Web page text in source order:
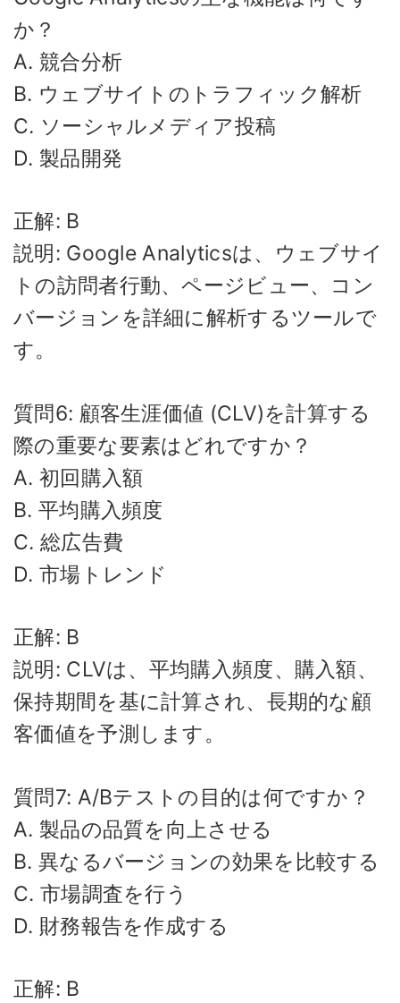
か？
A. 競合分析
B. ウェブサイトのトラフィック解析
C. ソーシャルメディア投稿
D. 製品開発
正解: B
説明: Google Analyticsは、ウェブサイ
トの訪問者行動、ページビュー、コン
バージョンを詳細に解析するツールで
す。
質問6: 顧客生涯価値 (CLV)を計算する
際の重要な要素はどれですか？
A. 初回購入額
B. 平均購入頻度
C. 総広告費
D. 市場トレンド
正解: B
説明: CLVは、平均購入頻度、購入額、
保持期間を基に計算され、長期的な顧
客価値を予測します。
質問7: A/Bテストの目的は何ですか？
A. 製品の品質を向上させる
B. 異なるバージョンの効果を比較する
C. 市場調査を行う
D. 財務報告を作成する
正解: B